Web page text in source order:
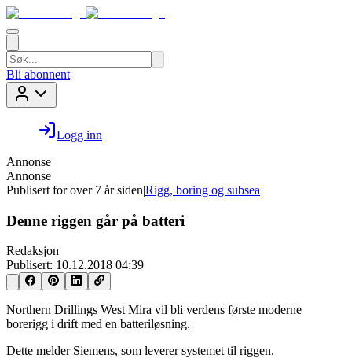
Bli abonnent
Logg inn
Annonse
Annonse
Publisert for over 7 år siden|Rigg, boring og subsea
Denne riggen går på batteri
Redaksjon
Publisert: 10.12.2018 04:39
Northern Drillings West Mira vil bli verdens første moderne
borerigg i drift med en batteriløsning.
Dette melder Siemens, som leverer systemet til riggen.